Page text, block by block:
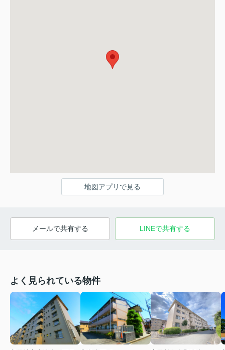
地図アプリで見る
メールで共有する LINEで共有する
よく見られている物件